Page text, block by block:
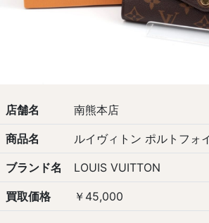
店舗名 南熊本店
商品名 ルイヴィトン ポルトフ
ブランド名 LOUIS VUITTON
買取価格 ￥45,000